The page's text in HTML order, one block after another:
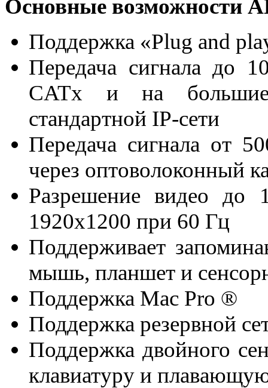
Основные возможности
Поддержка «Plug and
Передача сигнала до
CATx и на большие
стандартной IP-сети
Передача сигнала от
через оптоволоконный
Разрешение видео
1920x1200 при 60 Гц
Поддерживает
мышь, планшет и
Поддержка Mac Pro ®
Поддержка резервной
Поддержка двойного
клавиатуру и